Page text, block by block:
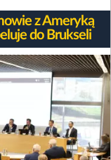
z Ameryką
do Brukseli